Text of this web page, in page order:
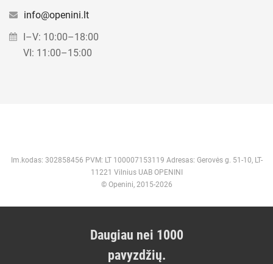
info@openini.lt
I–V: 10:00–18:00
VI: 11:00–15:00
Im.kodas: 302858456 PVM: LT 100007153119 Adresas: Gerovės g. 51-10, LT-
11221 Vilnius UAB OPENINI
© Openini, 2015-2026
Daugiau nei 1000
pavyzdžių.